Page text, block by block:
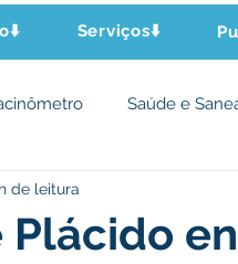
Serviços⬇️
Saúde e
Ambiente
de leitura